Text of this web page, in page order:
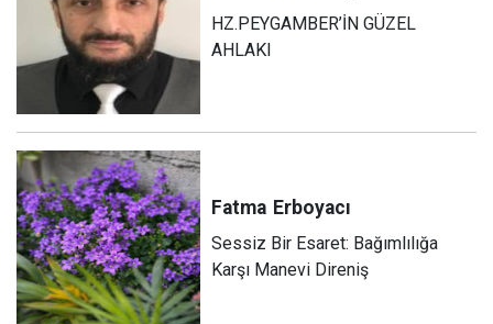
HZ.PEYGAMBER’İN GÜZEL
AHLAKI
Fatma Erboyacı
Sessiz Bir Esaret: Bağımlılığa
Karşı Manevi Direniş